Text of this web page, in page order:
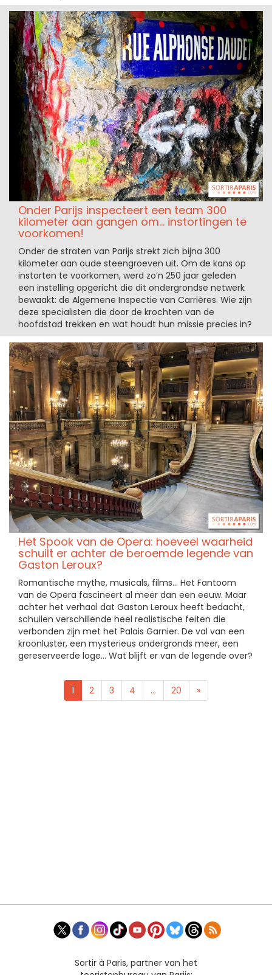
Onder Parijs inspecteert een team 300
kilometer aan gangen om... instortingen te
voorkomen!
Onder de straten van Parijs strekt zich bijna 300
kilometer aan oude steengroeven uit. Om de kans op
instorten te voorkomen, werd zo’n 250 jaar geleden
een instelling opgericht die dit ondergrondse netwerk
bewaakt: de Algemene Inspectie van Carrières. Wie zijn
deze specialisten die door de krochten van de
hoofdstad trekken en wat houdt hun missie precies in?
Het Spook van de Opera: hoeveel waarheid
schuilt er achter de beroemde legende van
Gaston Leroux?
Romantische mythe, musicals, films... Het Fantoom
van de Opera fascineert al meer dan een eeuw. Maar
achter het verhaal dat Gaston Leroux heeft bedacht,
schuilen verschillende heel realistische feiten die
verbonden zijn met het Palais Garnier. De val van een
kroonluster, een mysterieus ondergronds meer, een
gereserveerde loge... Wat blijft er van de legende over?
1 2 3 4 ... 20 »
Sortir à Paris, partner van het